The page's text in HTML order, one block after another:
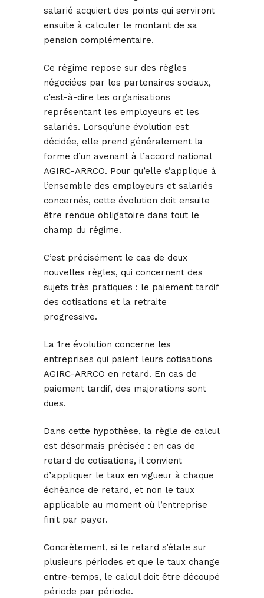
salarié acquiert des points qui serviront
ensuite à calculer le montant de sa
pension complémentaire.
Ce régime repose sur des règles
négociées par les partenaires sociaux,
c’est-à-dire les organisations
représentant les employeurs et les
salariés. Lorsqu’une évolution est
décidée, elle prend généralement la
forme d’un avenant à l’accord national
AGIRC-ARRCO. Pour qu’elle s’applique à
l’ensemble des employeurs et salariés
concernés, cette évolution doit ensuite
être rendue obligatoire dans tout le
champ du régime.
C’est précisément le cas de deux
nouvelles règles, qui concernent des
sujets très pratiques : le paiement tardif
des cotisations et la retraite
progressive.
La 1re évolution concerne les
entreprises qui paient leurs cotisations
AGIRC-ARRCO en retard. En cas de
paiement tardif, des majorations sont
dues.
Dans cette hypothèse, la règle de calcul
est désormais précisée : en cas de
retard de cotisations, il convient
d’appliquer le taux en vigueur à chaque
échéance de retard, et non le taux
applicable au moment où l’entreprise
finit par payer.
Concrètement, si le retard s’étale sur
plusieurs périodes et que le taux change
entre-temps, le calcul doit être découpé
période par période.